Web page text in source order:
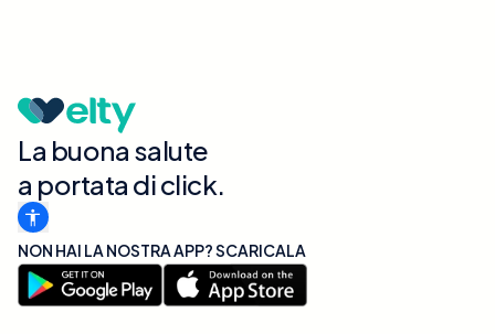
La buona salute
a portata di click.
NON HAI LA NOSTRA APP? SCARICALA